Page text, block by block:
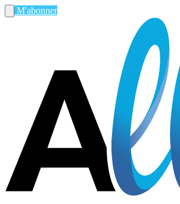
M'abonner